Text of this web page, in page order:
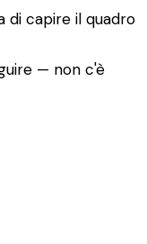
di capire il quadro
— non c'è